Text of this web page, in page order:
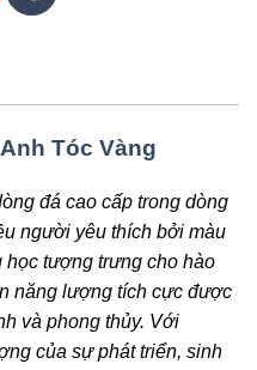
Tóc Vàng
đá cao cấp trong dòng
người yêu thích bởi màu
học tượng trưng cho hào
năng lượng tích cực được
và phong thủy. Với
của sự phát triển, sinh